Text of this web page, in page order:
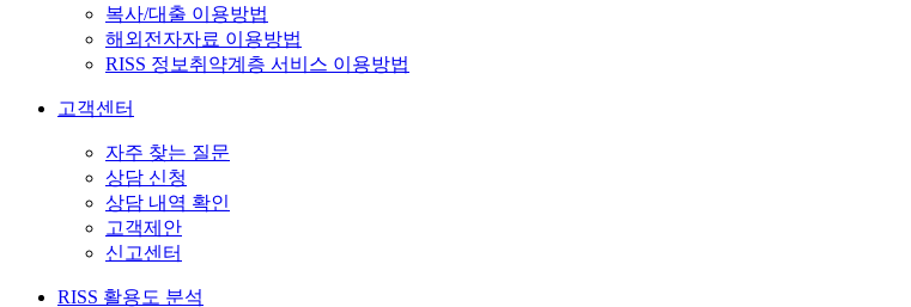
복사/대출 이용방법
해외전자자료 이용방법
RISS 정보취약계층 서비스 이용방법
고객센터
자주 찾는 질문
상담 신청
상담 내역 확인
고객제안
신고센터
RISS 활용도 분석